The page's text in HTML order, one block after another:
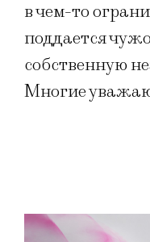
в чем-то
поддается
собственную
Многие